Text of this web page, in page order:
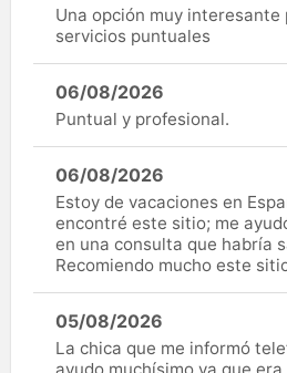
Una opción muy
servicios puntuales
06/08/2026
Puntual y profesional.
06/08/2026
Estoy de vacaciones en
encontré este sitio; me
en una consulta que habría
Recomiendo mucho este
05/08/2026
La chica que me informó